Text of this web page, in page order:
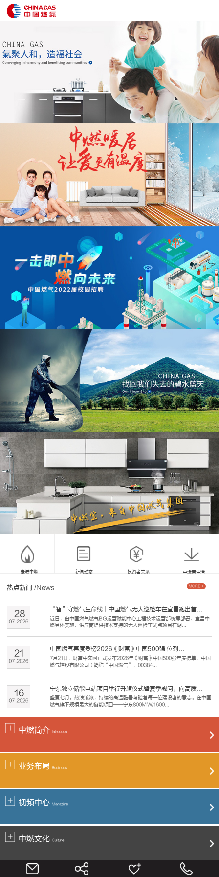
走进中燃 新闻动态 投资者关系 中燃慧生活
热点新闻 /News
“智”守燃气生命线｜中国燃气无人巡检车在宜昌跑出首...
近日，由中国燃气燃气BG运营赋能中心工程技术运营部统筹部署、宜昌中
燃具体实施、供应商提供技术支持的无人巡检车试点项目在湖...
07.2026
28
中国燃气再度登榜2026《财富》中国500强 位列...
7月21日，财富中文网正式发布2026年《财富》中国500强年度榜单，中国
燃气控股有限公司（简称“中国燃气”，00384...
07.2026
21
宁东独立储能电站项目举行升旗仪式暨夏季慰问，向高质...
盛夏七月，热浪滚滚，持续的高温酷暑考验着每一位建设者的意志。在中国
燃气旗下规模最大的储能项目——宁东800MW/1600...
07.2026
16
MORE +
中燃简介 Introduce
业务布局 Business
视频中心 Magazine
中燃文化 Culture